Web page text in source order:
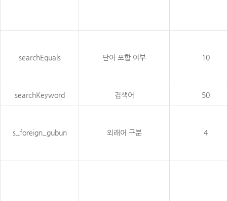
searchEquals 단어 포함 여부 10
searchKeyword 검색어 50
s_foreign_gubun 외래어 구분 4